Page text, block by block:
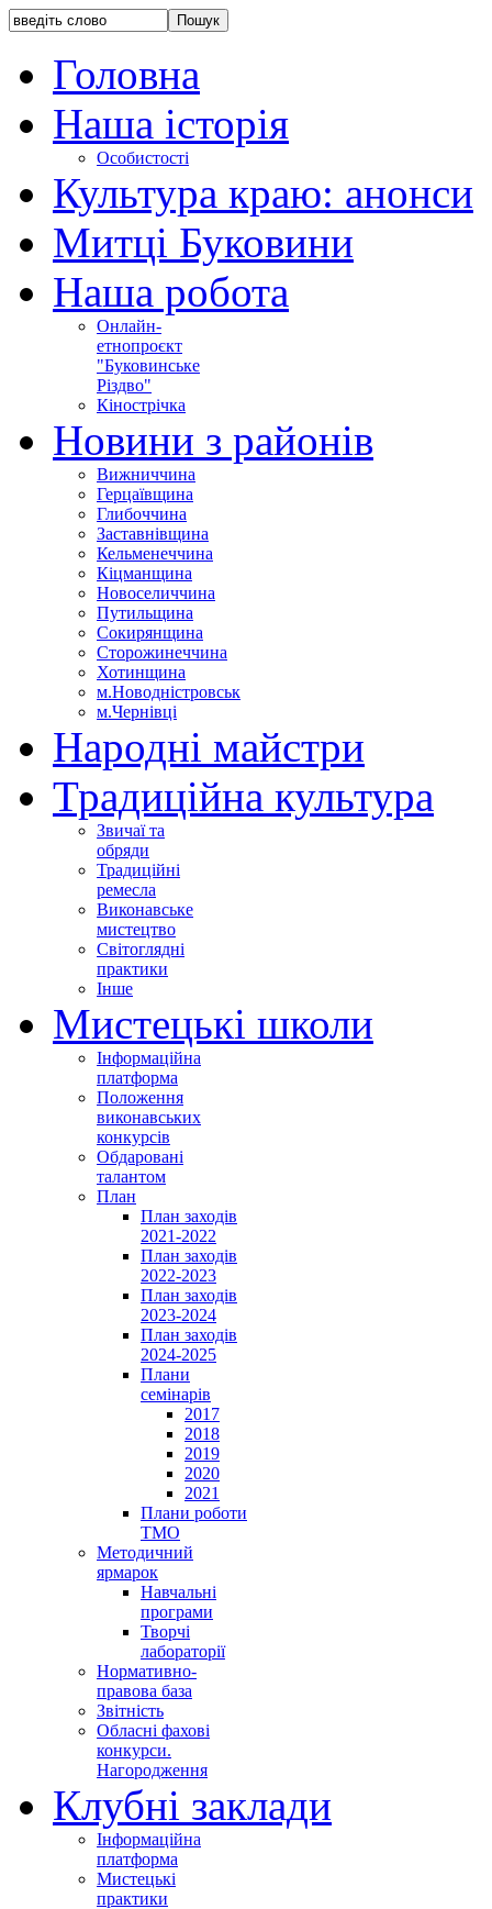
Головна
Наша історія
Особистості
Культура краю: анонси
Митці Буковини
Наша робота
Онлайн-
етнопроєкт
"Буковинське
Різдво"
Кінострічка
Новини з районів
Вижниччина
Герцаївщина
Глибоччина
Заставнівщина
Кельменеччина
Кіцманщина
Новоселиччина
Путильщина
Сокирянщина
Сторожинеччина
Хотинщина
м.Новодністровськ
м.Чернівці
Народні майстри
Традиційна культура
Звичаї та
обряди
Традиційні
ремесла
Виконавське
мистецтво
Світоглядні
практики
Інше
Мистецькі школи
Інформаційна
платформа
Положення
виконавських
конкурсів
Обдаровані
талантом
План
План заходів
2021-2022
План заходів
2022-2023
План заходів
2023-2024
План заходів
2024-2025
Плани
семінарів
2017
2018
2019
2020
2021
Плани роботи
ТМО
Методичний
ярмарок
Навчальні
програми
Творчі
лабораторії
Нормативно-
правова база
Звітність
Обласні фахові
конкурси.
Нагородження
Клубні заклади
Інформаційна
платформа
Мистецькі
практики